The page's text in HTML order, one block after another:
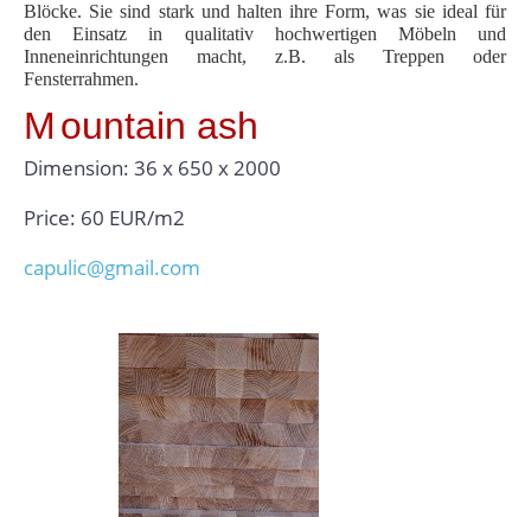
Blöcke. Sie sind stark und halten ihre Form, was sie ideal für
den Einsatz in qualitativ hochwertigen Möbeln und
Inneneinrichtungen macht, z.B. als Treppen oder
Fensterrahmen.
M ountain ash
Dimension: 36 x 650 x 2000
Price: 60 EUR/m2
capulic@gmail.com